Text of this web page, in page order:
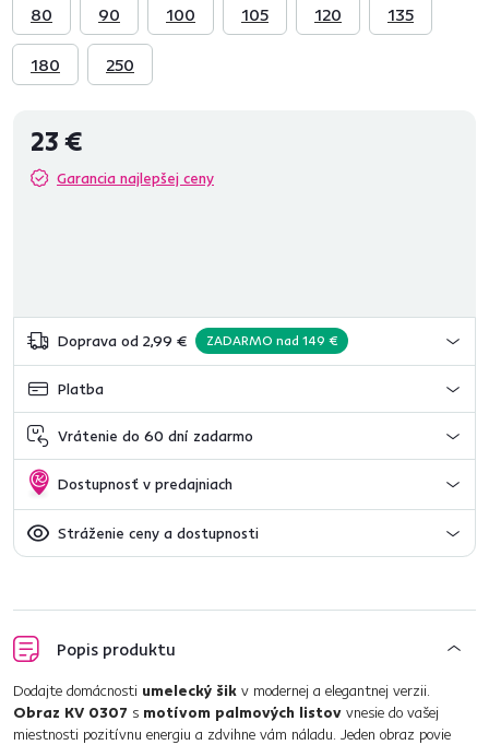
80 90 100 105 120 135
180 250
23 €
Garancia najlepšej ceny
Doprava od 2,99 € ZADARMO nad 149 €
Platba
Vrátenie do 60 dní zadarmo
Dostupnosť v predajniach
Stráženie ceny a dostupnosti
Popis produktu
Dodajte domácnosti umelecký šik v modernej a elegantnej verzii.
Obraz KV 0307 s motívom palmových listov vnesie do vašej
miestnosti pozitívnu energiu a zdvihne vám náladu. Jeden obraz povie